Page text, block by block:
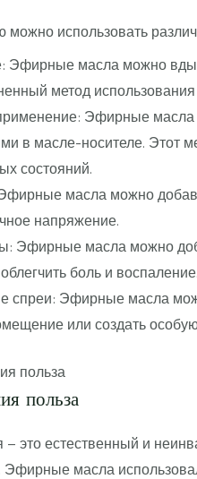
использовать
масла можно
метод
Эфирные масла
в масле-носителе. Этот
состояний.
масла можно
напряжение.
Эфирные масла можно
боль и воспаление.
спреи: Эфирные масла
или создать
польза
это естественный и
Эфирные масла